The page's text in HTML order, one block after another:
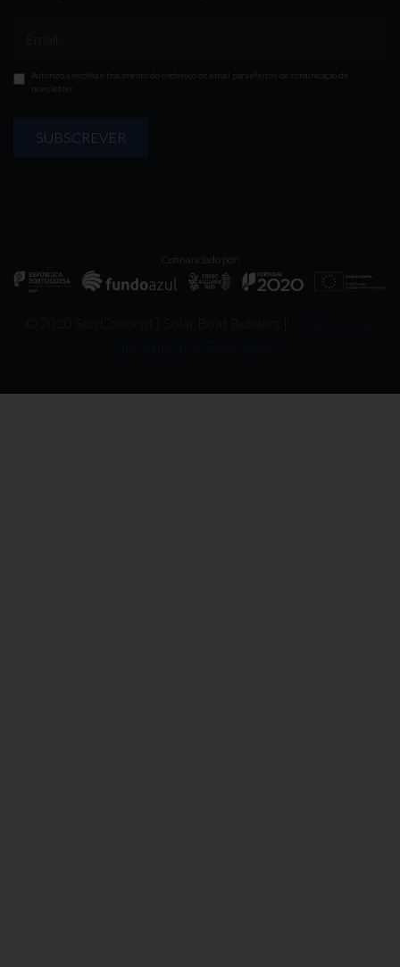
Autorizo a recolha e tratamento do endereço de email para efeitos de comunicação de
newsletter
SUBSCREVER
Cofinanciado por: